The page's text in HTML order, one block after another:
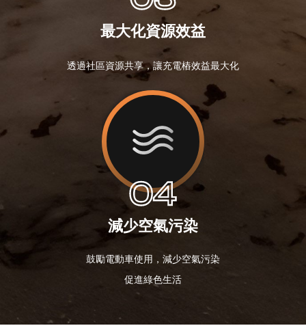
最大化資源效益
透過社區資源共享，讓充電樁效益最大化
04
減少空氣污染
鼓勵電動車使用，減少空氣污染
促進綠色生活